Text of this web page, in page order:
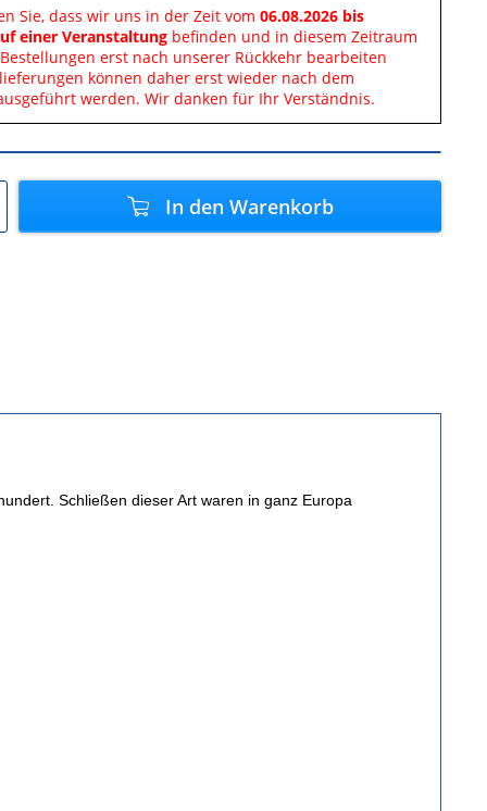
Sie, dass wir uns in der Zeit vom 06.08.2026 bis
einer Veranstaltung befinden und in diesem Zeitraum
erst nach unserer Rückkehr bearbeiten
können daher erst wieder nach dem
werden. Wir danken für Ihr Verständnis.
In den Warenkorb
Schließen dieser Art waren in ganz Europa